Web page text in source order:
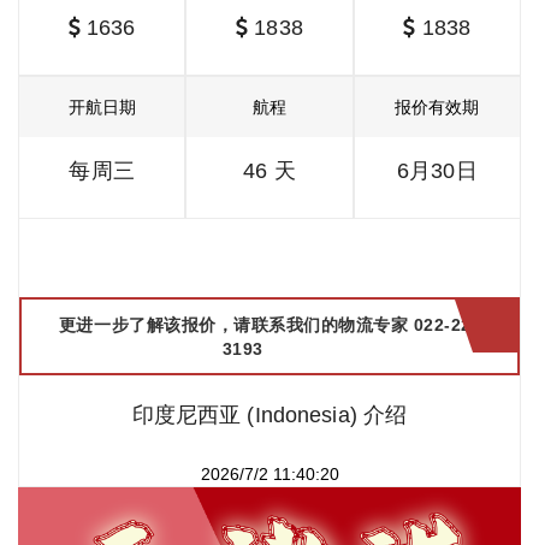
1636 1838 1838
开航日期
每周三
航程
46 天
报价有效期
6月30日
更进一步了解该报价，请联系我们的物流专家 022-2299
3193
印度尼西亚 (Indonesia) 介绍
2026/7/2 11:40:20